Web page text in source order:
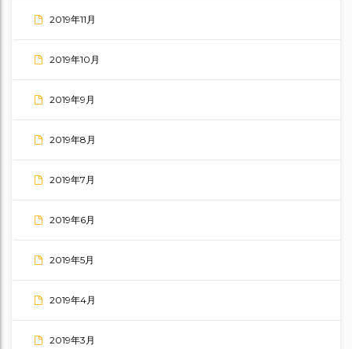
2019年11月
2019年10月
2019年9月
2019年8月
2019年7月
2019年6月
2019年5月
2019年4月
2019年3月